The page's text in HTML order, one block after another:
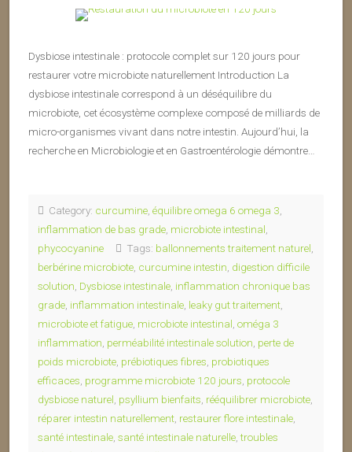
Dysbiose intestinale : protocole complet sur 120 jours pour
restaurer votre microbiote naturellement Introduction La
dysbiose intestinale correspond à un déséquilibre du
microbiote, cet écosystème complexe composé de milliards de
micro-organismes vivant dans notre intestin. Aujourd’hui, la
recherche en Microbiologie et en Gastroentérologie démontre…
Category: curcumine équilibre omega 6 omega 3
inflammation de bas grade microbiote intestinal
phycocyanine
Tags: ballonnements traitement naturel
berbérine microbiote curcumine intestin digestion difficile
solution Dysbiose intestinale inflammation chronique bas
grade inflammation intestinale leaky gut traitement
microbiote et fatigue microbiote intestinal oméga 3
inflammation perméabilité intestinale solution perte de
poids microbiote prébiotiques fibres probiotiques
efficaces programme microbiote 120 jours protocole
dysbiose naturel psyllium bienfaits rééquilibrer microbiote
réparer intestin naturellement restaurer flore intestinale
santé intestinale santé intestinale naturelle ,troubles